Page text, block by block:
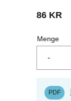
86KR
Menge
-